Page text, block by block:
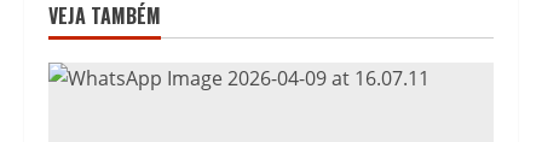
VEJA TAMBÉM